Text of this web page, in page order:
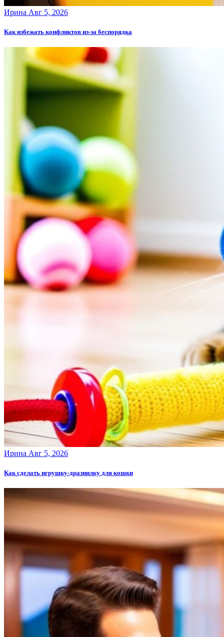
Ирина Авг 5, 2026
Как избежать конфликтов из-за беспорядка
Ирина Авг 5, 2026
Как сделать игрушку-дразнилку для кошки